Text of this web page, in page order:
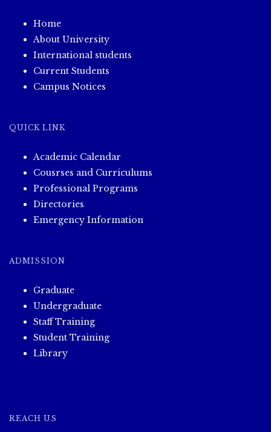
Home
About University
International students
Current Students
Campus Notices
QUICK LINK
Academic Calendar
Cousrses and Curriculums
Professional Programs
Directories
Emergency Information
ADMISSION
Graduate
Undergraduate
Staff Training
Student Training
Library
REACH US